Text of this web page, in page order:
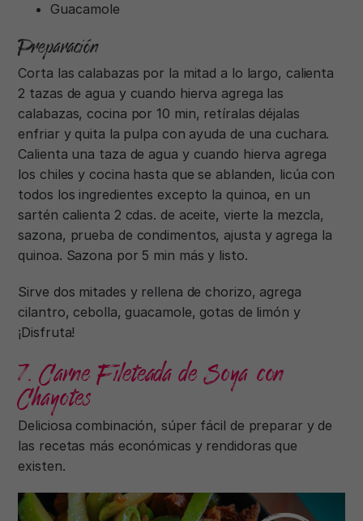
Guacamole
Preparación
Corta las calabazas por la mitad a lo largo, calienta
2 tazas de agua y cuando hierva agrega las
calabazas, cocina por 10 min, retíralas déjalas
enfriar y quita la pulpa con ayuda de una cuchara.
Calienta una taza de agua y cuando hierva agrega
los chiles y cocina hasta que se ablanden, licúa con
todos los ingredientes excepto la quinoa, en un
sartén calienta 2 cdas. de aceite, vierte la mezcla,
sazona, prueba de condimentos, ajusta y agrega la
quinoa. Sazona por 5 min más y listo.
Sirve dos mitades y rellena de chorizo, agrega
cilantro, cebolla, guacamole, gotas de limón y
¡Disfruta!
7. Carne Fileteada de Soya con
Chayotes
Deliciosa combinación, súper fácil de preparar y de
las recetas más económicas y rendidoras que
existen.